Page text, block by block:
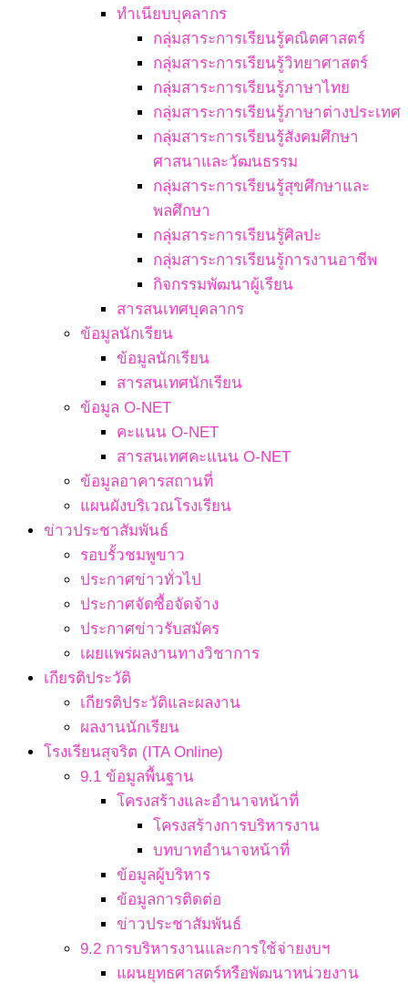
ทำเนียบบุคลากร
กลุ่มสาระการเรียนรู้คณิตศาสตร์
กลุ่มสาระการเรียนรู้วิทยาศาสตร์
กลุ่มสาระการเรียนรู้ภาษาไทย
กลุ่มสาระการเรียนรู้ภาษาต่างประเทศ
กลุ่มสาระการเรียนรู้สังคมศึกษา
ศาสนาและวัฒนธรรม
กลุ่มสาระการเรียนรู้สุขศึกษาและ
พลศึกษา
กลุ่มสาระการเรียนรู้ศิลปะ
กลุ่มสาระการเรียนรู้การงานอาชีพ
กิจกรรมพัฒนาผู้เรียน
สารสนเทศบุคลากร
ข้อมูลนักเรียน
ข้อมูลนักเรียน
สารสนเทศนักเรียน
ข้อมูล O-NET
คะแนน O-NET
สารสนเทศคะแนน O-NET
ข้อมูลอาคารสถานที่
แผนผังบริเวณโรงเรียน
ข่าวประชาสัมพันธ์
รอบรั้วชมพูขาว
ประกาศข่าวทั่วไป
ประกาศจัดซื้อจัดจ้าง
ประกาศข่าวรับสมัคร
เผยแพร่ผลงานทางวิชาการ
เกียรติประวัติ
เกียรติประวัติและผลงาน
ผลงานนักเรียน
โรงเรียนสุจริต (ITA Online)
9.1 ข้อมูลพื้นฐาน
โครงสร้างและอำนาจหน้าที่
โครงสร้างการบริหารงาน
บทบาทอำนาจหน้าที่
ข้อมูลผู้บริหาร
ข้อมูลการติดต่อ
ข่าวประชาสัมพันธ์
9.2 การบริหารงานและการใช้จ่ายงบฯ
แผนยุทธศาสตร์หรือพัฒนาหน่วยงาน